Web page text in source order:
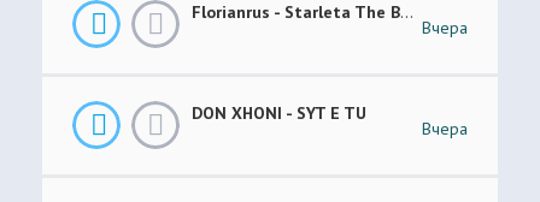
Florianrus - Starleta The Bar Session
Вчера
DON XHONI - SYT E TU
Вчера